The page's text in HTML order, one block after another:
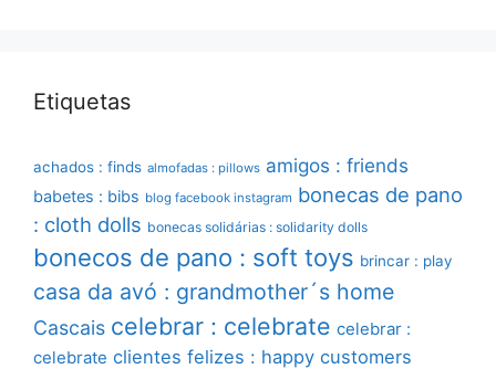
Etiquetas
achados : finds almofadas : pillows amigos : friends
babetes : bibs blog facebook instagram bonecas de pano
: cloth dolls bonecas solidárias : solidarity dolls
bonecos de pano : soft toys brincar : play
casa da avó : grandmother´s home
Cascais celebrar : celebrate celebrar :
celebrate clientes felizes : happy customers